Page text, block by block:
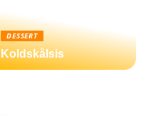
DESSERT
Koldskålsis